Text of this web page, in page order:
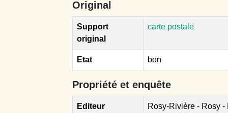
Original
Support
original
carte postale
Etat bon
Propriété et enquête
Editeur
Rosy-Rivière - Rosy